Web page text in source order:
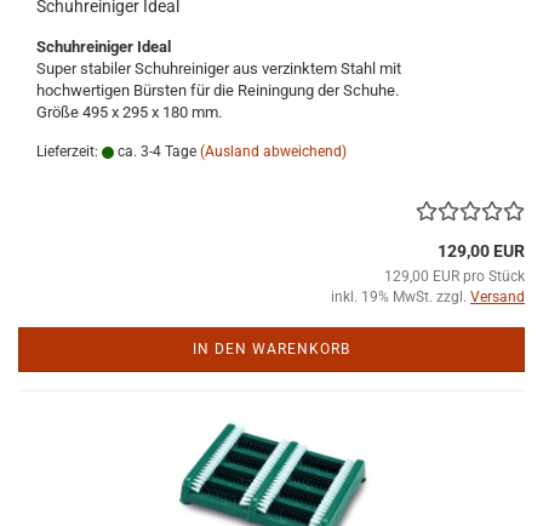
Schuhreiniger Ideal
Schuhreiniger Ideal
Super stabiler Schuhreiniger aus verzinktem Stahl mit
hochwertigen Bürsten für die Reiningung der Schuhe.
Größe 495 x 295 x 180 mm.
Lieferzeit: ca. 3-4 Tage (Ausland abweichend)
129,00 EUR
129,00 EUR pro Stück
inkl. 19% MwSt. zzgl. Versand
IN DEN WARENKORB